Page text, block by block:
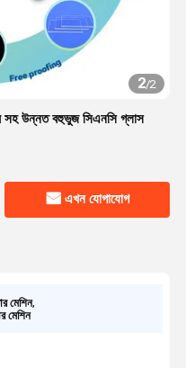
2/2
উন্নত বহুভুজ সিএনসি গ্লাস
এখন যোগাযোগ
মেশিন,
মেশিন